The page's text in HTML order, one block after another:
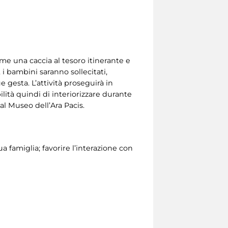
una caccia al tesoro itinerante e
i bambini saranno sollecitati,
gesta. L’attività proseguirà in
quindi di interiorizzare durante
dell’Ara Pacis.
famiglia; favorire l’interazione con